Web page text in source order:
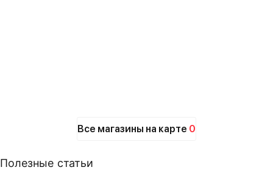
Все магазины на карте 0
Полезные статьи